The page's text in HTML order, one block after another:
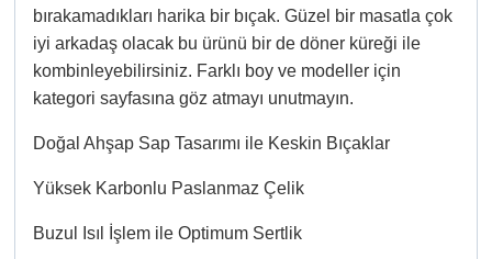
bırakamadıkları harika bir bıçak. Güzel bir masatla çok
iyi arkadaş olacak bu ürünü bir de döner küreği ile
kombinleyebilirsiniz. Farklı boy ve modeller için
kategori sayfasına göz atmayı unutmayın.
Doğal Ahşap Sap Tasarımı ile Keskin Bıçaklar
Yüksek Karbonlu Paslanmaz Çelik
Buzul Isıl İşlem ile Optimum Sertlik